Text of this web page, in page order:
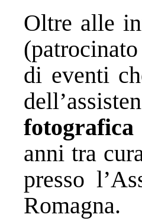
Oltre alle
di eventi
fotografica
anni tra
presso
Romagna.